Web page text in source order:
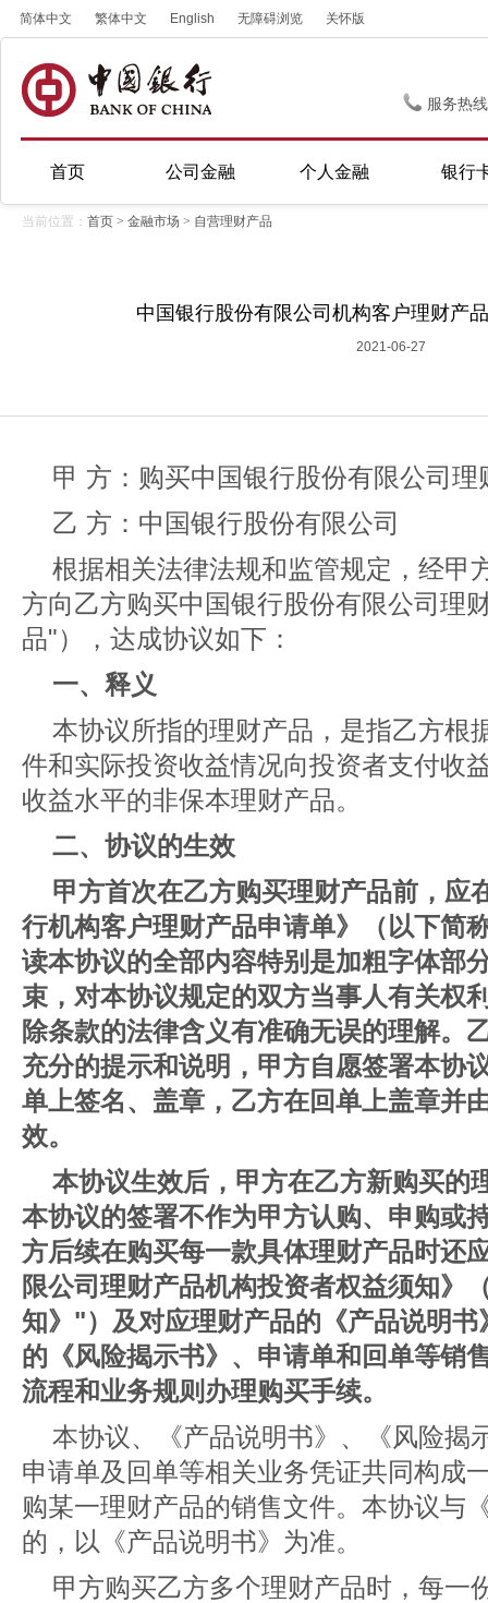
简体中文 繁体中文 English 无障碍浏览 关怀版
服务热
首页 公司金融 个人金融 银行
当前位置： 首页 > 金融市场 > 自营理财产品
中国银行股份有限公司机构客户理财产
2021-06-27
甲 方：购买中国银行股份有限公司
乙 方：中国银行股份有限公司
根据相关法律法规和监管规定，经甲
方向乙方购买中国银行股份有限公司理
品"），达成协议如下：
一、释义
本协议所指的理财产品，是指乙方根
件和实际投资收益情况向投资者支付收
收益水平的非保本理财产品。
二、协议的生效
甲方首次在乙方购买理财产品前，应
行机构客户理财产品申请单》（以下简
读本协议的全部内容特别是加粗字体部
束，对本协议规定的双方当事人有关权
除条款的法律含义有准确无误的理解。
充分的提示和说明，甲方自愿签署本协
单上签名、盖章，乙方在回单上盖章并
效。
本协议生效后，甲方在乙方新购买的
本协议的签署不作为甲方认购、申购或
方后续在购买每一款具体理财产品时还
限公司理财产品机构投资者权益须知》
知》"）及对应理财产品的《产品说明
的《风险揭示书》、申请单和回单等销
流程和业务规则办理购买手续。
本协议、《产品说明书》、《风险揭
申请单及回单等相关业务凭证共同构成
购某一理财产品的销售文件。本协议与
的，以《产品说明书》为准。
甲方购买乙方多个理财产品时，每一